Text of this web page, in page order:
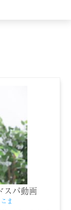
スパ動画
ま